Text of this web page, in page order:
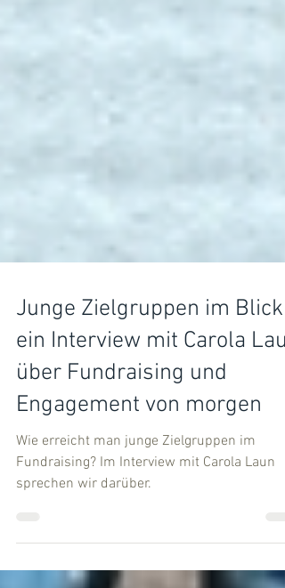
Junge Zielgruppen im Blick
ein Interview mit Carola
über Fundraising und
Engagement von morgen
sprechen wir darüber.